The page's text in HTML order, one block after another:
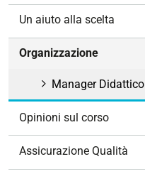
Un aiuto alla scelta
Organizzazione
Manager Didattico
Opinioni sul corso
Assicurazione Qualità